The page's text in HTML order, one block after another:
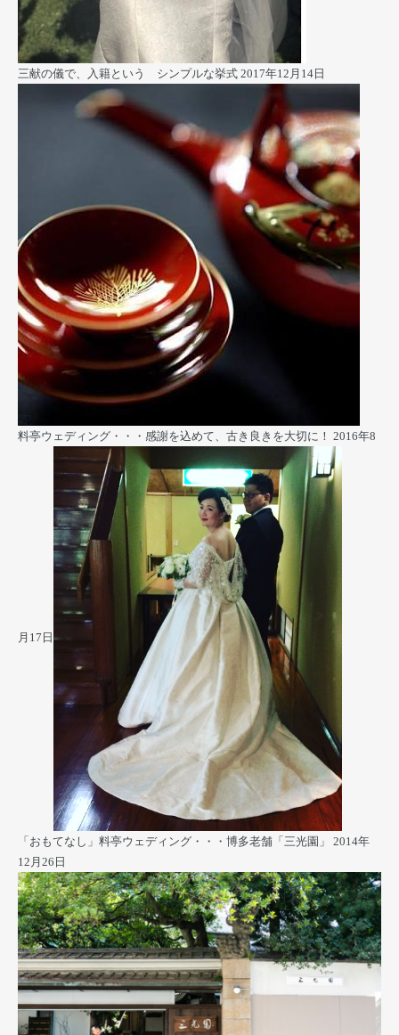
三献の儀で、入籍という シンプルな挙式 2017年12月14日
料亭ウェディング・・・感謝を込めて、古き良きを大切に！ 2016年8
月17日
「おもてなし」料亭ウェディング・・・博多老舗「三光園」
2014年
12月26日